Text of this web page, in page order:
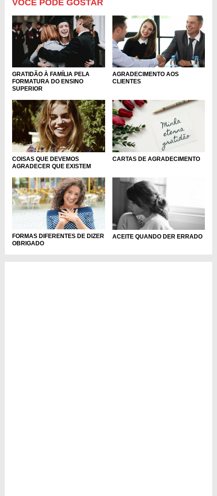
VOCÊ PODE GOSTAR
GRATIDÃO À FAMÍLIA PELA
FORMATURA DO ENSINO
SUPERIOR
AGRADECIMENTO AOS
CLIENTES
COISAS QUE DEVEMOS
AGRADECER QUE EXISTEM
CARTAS DE AGRADECIMENTO
FORMAS DIFERENTES DE DIZER
OBRIGADO
ACEITE QUANDO DER ERRADO